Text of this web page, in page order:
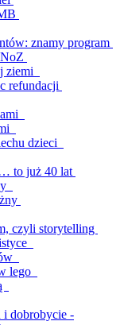
znamy program
ziemi
refundacji
dzieci
to już 40 lat
czyli storytelling
lego
i dobrobycie -